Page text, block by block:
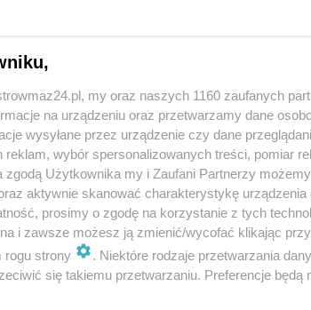
my oraz naszych 1160 zaufanych
na urządzeniu oraz przetwarzamy dane
wysyłane przez urządzenie czy dane
reklam, wybór spersonalizowanych treści, pomiar
zgodą Użytkownika my i Zaufani Partnerzy
aktywnie skanować charakterystykę urządzenia
prosimy o zgodę na korzystanie z tych
i zawsze możesz ją zmienić/wycofać klikając
rogu strony
. Niektóre rodzaje przetwarzania
się takiemu przetwarzaniu. Preferencje będą